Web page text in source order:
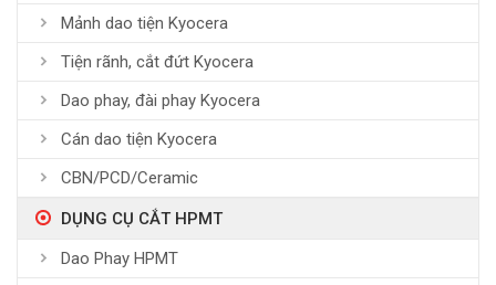
Mảnh dao tiện Kyocera
Tiện rãnh, cắt đứt Kyocera
Dao phay, đài phay Kyocera
Cán dao tiện Kyocera
CBN/PCD/Ceramic
DỤNG CỤ CẮT HPMT
Dao Phay HPMT